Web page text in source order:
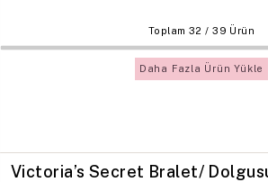
Toplam 32 /39 Ürün
Daha Fazla Ürün Yükle
Victoria’s Secret Bralet/